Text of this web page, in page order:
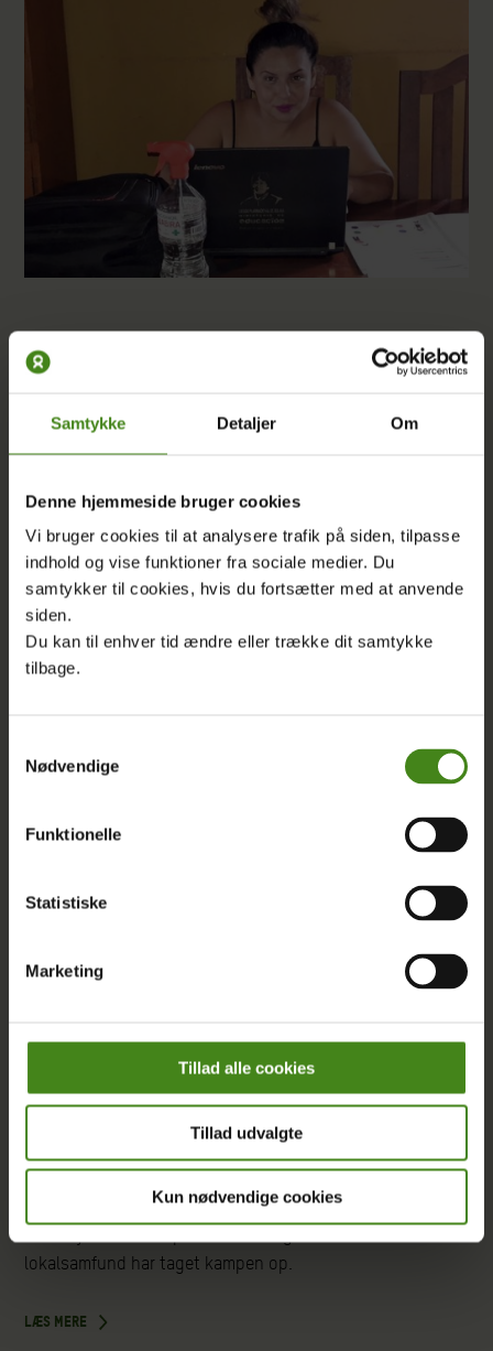
Samtykke Detaljer Om
Denne hjemmeside bruger cookies
Vi bruger cookies til at analysere trafik på siden, tilpasse
indhold og vise funktioner fra sociale medier. Du
samtykker til cookies, hvis du fortsætter med at anvende
siden.
Du kan til enhver tid ændre eller trække dit samtykke
tilbage.
Nødvendige
Funktionelle
Statistiske
Marketing
Tillad alle cookies
Tillad udvalgte
Kun nødvendige cookies
ARTIKEL
undervise online
Oxfam har undervist lærere i det bolivianske Amazonas
(Riberalta) i online undervisning – finansieret af Hempel
Fonden – som alternativ under COVID‑19, hvor kun 37 % af
lærerne tidligere havde digital kompetence .
LÆS MERE
Det store jordtyveri
Internationale forretningsmænd stjæler jord fra fattige
lokalsamfund har taget kampen op.
LÆS MERE